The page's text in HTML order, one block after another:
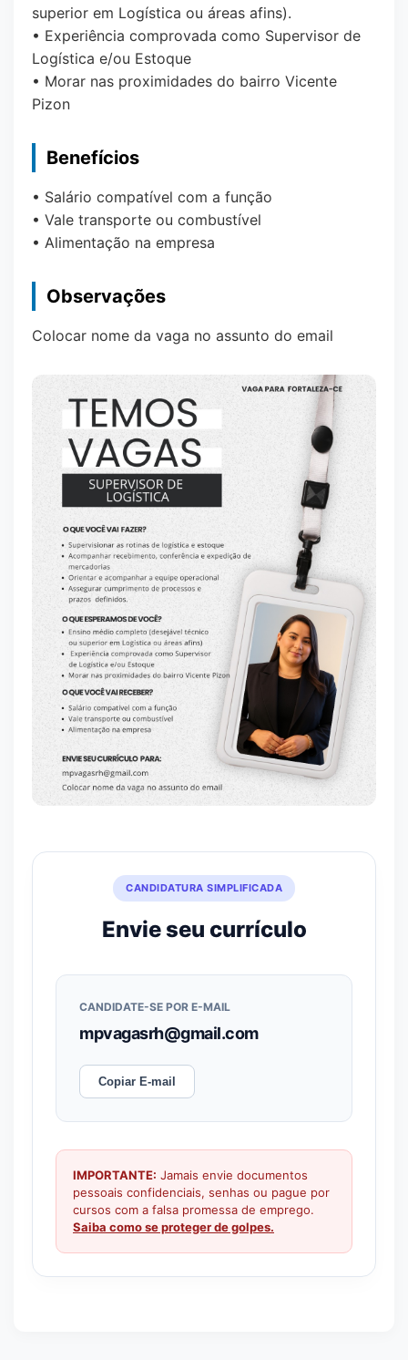
superior em Logística ou áreas afins).
• Experiência comprovada como Supervisor de
Logística e/ou Estoque
• Morar nas proximidades do bairro Vicente
Pizon
Benefícios
• Salário compatível com a função
• Vale transporte ou combustível
• Alimentação na empresa
Observações
Colocar nome da vaga no assunto do email
CANDIDATURA SIMPLIFICADA
Envie seu currículo
CANDIDATE-SE POR E-MAIL
mpvagasrh@gmail.com
Copiar E-mail
IMPORTANTE: Jamais envie documentos
pessoais confidenciais, senhas ou pague por
cursos com a falsa promessa de emprego.
Saiba como se proteger de golpes.